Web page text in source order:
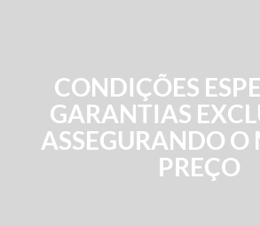
CONDIÇÕES
GARANTIAS
ASSEGURANDO O
PREÇO